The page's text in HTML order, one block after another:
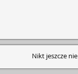
Nikt jeszcze